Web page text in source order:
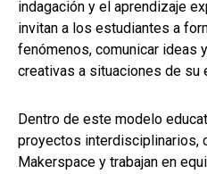
indagación y el aprendizaje
invitan a los estudiantes a
fenómenos, comunicar ideas
creativas a situaciones de su
Dentro de este modelo
proyectos interdisciplinarios,
Makerspace y trabajan en